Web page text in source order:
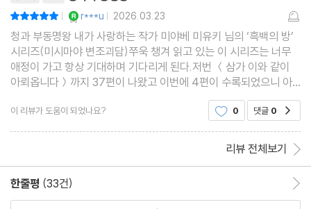
| r***u | 2026.03.23
청과 부동명왕 내가 사랑하는 작가 미야베 미유키 님의 ‘흑백의 방’
시리즈(미시마야 변조괴담)쭈욱 챙겨 읽고 있는 이 시리즈는 너무
애정이 가고 항상 기대하며 기다리게 된다.저번 ＜삼가 이와 같이
아뢰옵니다＞까지 37편이 나왔고 이번에 4편이 수록되었으니 아
직 99편까지 반은 남았다.작가 님의 건강과 건승을 항상 기원하고
바랍니다.목차서(序)청과 부동명왕 : 오치카의 출산
이 리뷰가 도움이 되었나요? 0 댓글 0
리뷰 전체보기
한줄평 (33건)